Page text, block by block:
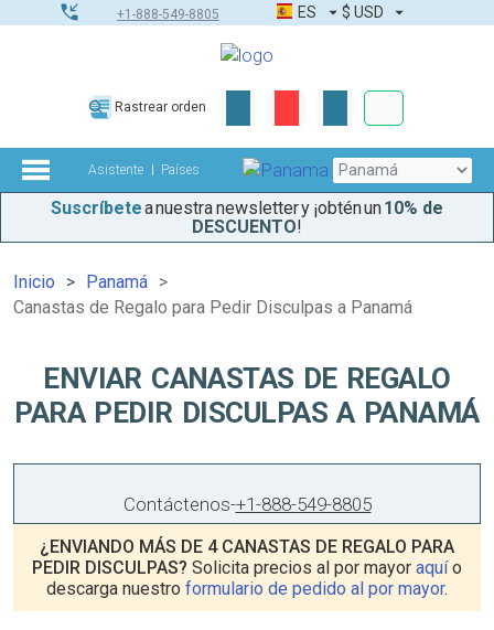
+1-888-549-8805 ES $ USD
Rastrear orden
Asistente Países
Suscríbetea nuestra newsletter y ¡obtén un10% de
DESCUENTO!
Inicio
Panamá
Canastas de Regalo para Pedir Disculpas a Panamá
ENVIAR CANASTAS DE REGALO
PARA PEDIR DISCULPAS A PANAMÁ
Contáctenos-+1-888-549-8805
¿ENVIANDO MÁS DE 4 CANASTAS DE REGALO PARA
PEDIR DISCULPAS? Solicita precios al por mayor aquío
descarga nuestro formulario de pedido al por mayor.